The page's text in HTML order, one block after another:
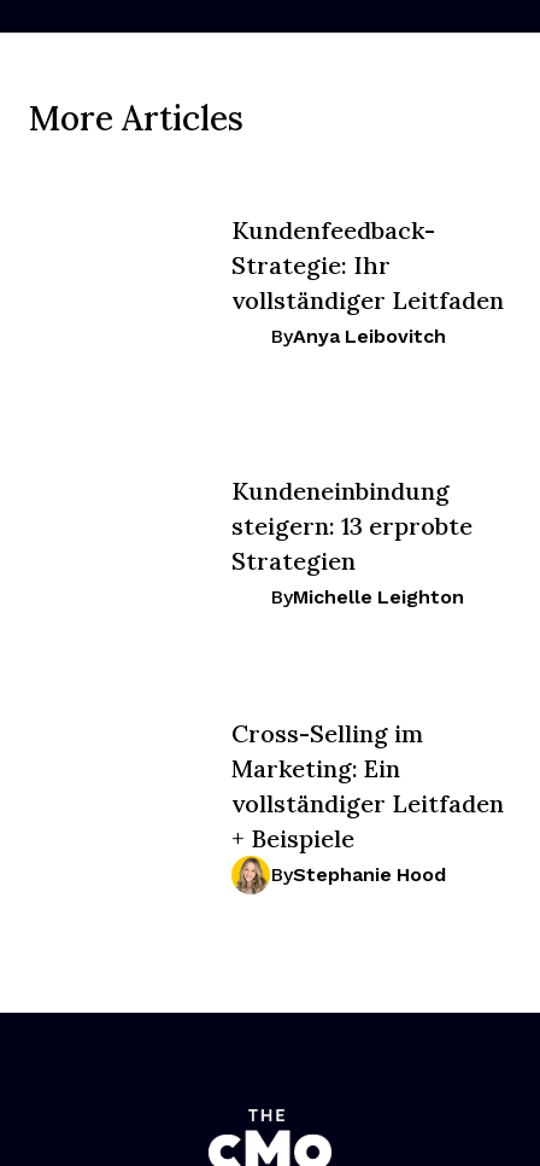
More Articles
Kundenfeedback-
Strategie: Ihr
vollständiger Leitfaden
ByAnya Leibovitch
Kundeneinbindung
steigern: 13 erprobte
Strategien
ByMichelle Leighton
Cross-Selling im
Marketing: Ein
vollständiger Leitfaden
+ Beispiele
ByStephanie Hood